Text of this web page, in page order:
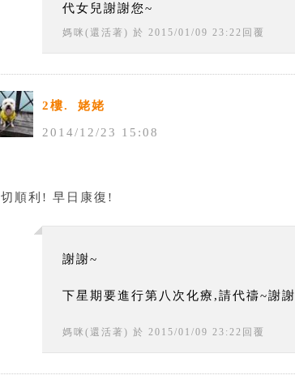
代女兒謝謝您~
媽咪(還活著) 於 2015/01 /09 23 : 22 回覆
2樓. 姥姥
2014/12/23 15 :08
順利! 早日康復!
謝謝~
下星期要進行第八次化療,請代禱~謝謝
媽咪(還活著) 於 2015/01 /09 23 : 22 回覆